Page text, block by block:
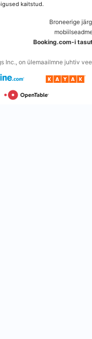
kaitstud.
Broneerige
Booking.com-i
Inc., on ülemaailmne juhtiv